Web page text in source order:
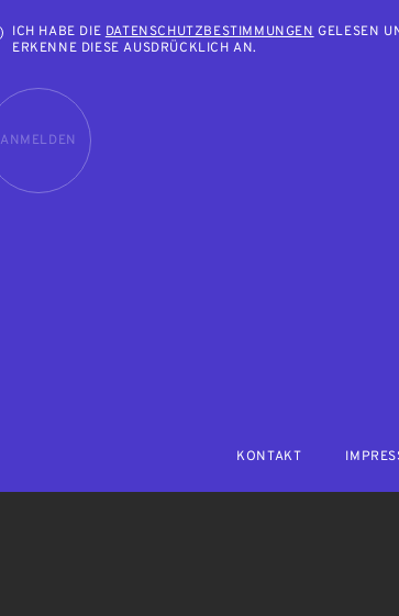
ICH HABE DIEDATENSCHUTZBESTIMMUNGENGELESEN
ERKENNE DIESE AUSDRÜCKLICH AN.
ANMELDEN
KONTAKT